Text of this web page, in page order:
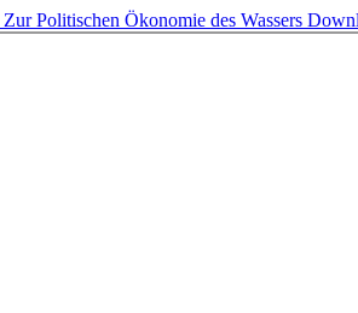
Zur Politischen Ökonomie des Wassers